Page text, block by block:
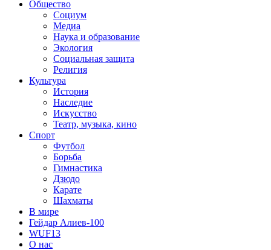
Общество
Социум
Медиа
Наука и образование
Экология
Социальная защита
Религия
Культура
История
Наследие
Искусство
Театр, музыка, кино
Спорт
Футбол
Борьба
Гимнастика
Дзюдо
Карате
Шахматы
В мире
Гейдар Алиев-100
WUF13
О нас